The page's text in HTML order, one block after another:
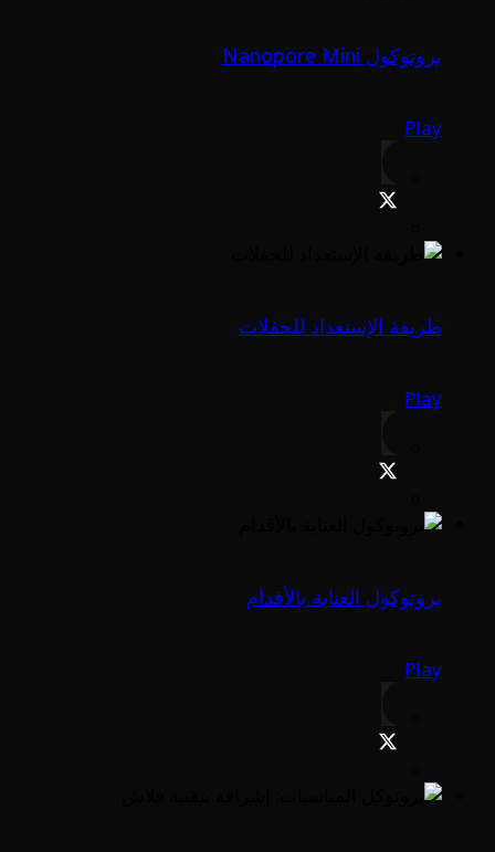
بروتوكول Nanopore Mini
Play
طريقة الإستعداد للحفلات
Play
بروتوكول العناية بالأقدام
Play